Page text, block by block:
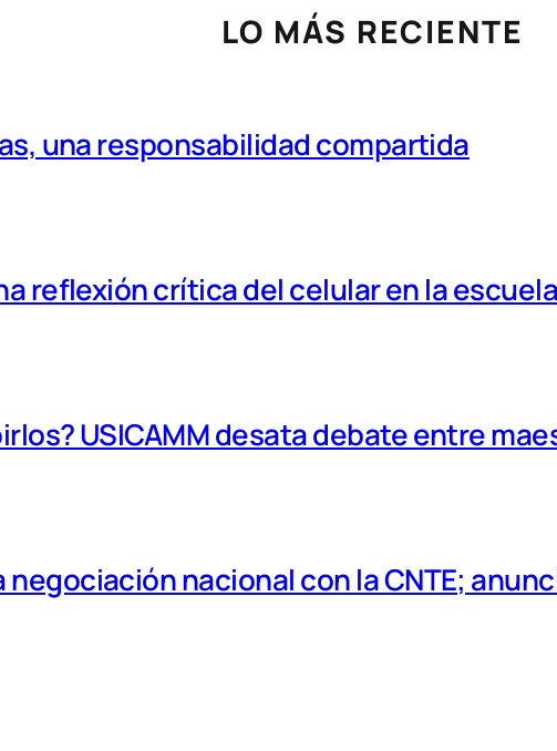
LO MÁS RECIENTE
una responsabilidad compartida
reflexión crítica del celular en la
USICAMM desata debate entre
nacional con la CNTE;